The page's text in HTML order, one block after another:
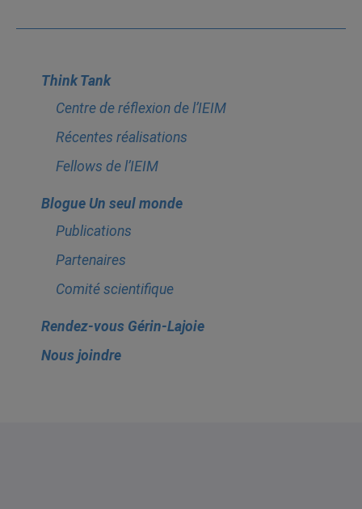
Think Tank
Centre de réflexion de l’IEIM
Récentes réalisations
Fellows de l’IEIM
Blogue Un seul monde
Publications
Partenaires
Comité scientifique
Rendez-vous Gérin-Lajoie
Nous joindre